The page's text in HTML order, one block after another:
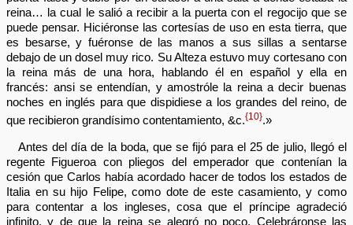
reina… la cual le salió a recibir a la puerta con el regocijo que se
puede pensar. Hiciéronse las cortesías de uso en esta tierra, que
es besarse, y fuéronse de las manos a sus sillas a sentarse
debajo de un dosel muy rico. Su Alteza estuvo muy cortesano con
la reina más de una hora, hablando él en español y ella en
francés: ansi se entendían, y amostróle la reina a decir buenas
noches en inglés para que dispidiese a los grandes del reino, de
que recibieron grandísimo contentamiento, &c.{10}.»
Antes del día de la boda, que se fijó para el 25 de julio, llegó el
regente Figueroa con pliegos del emperador que contenían la
cesión que Carlos había acordado hacer de todos los estados de
Italia en su hijo Felipe, como dote de este casamiento, y como
para contentar a los ingleses, cosa que el príncipe agradeció
infinito, y de que la reina se alegró no poco. Celebráronse las